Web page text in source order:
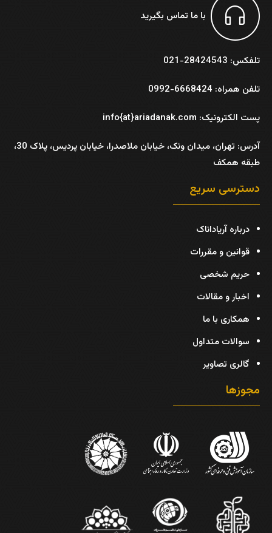
با ما تماس بگیرید
تلفکس: 28424543-021
تلفن همراه: 6668424-0992
پست الکترونیک: info{at}ariadanak.com
آدرس:
تهران، میدان ونک، خیابان ملاصدرا، خیابان پردیس، پلاک 30،
طبقه همکف
دسترسی سریع
درباره آریاداناک
قوانین و مقررات
حریم شخصی
اخبار و مقالات
همکاری با ما
سوالات متداول
گالری تصاویر
مجوزها